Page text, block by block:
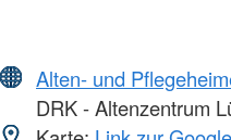
Alten- und
DRK - Altenzentrum